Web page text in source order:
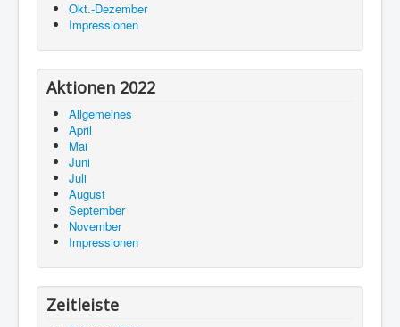
Okt.-Dezember
Impressionen
Aktionen 2022
Allgemeines
April
Mai
Juni
Juli
August
September
November
Impressionen
Zeitleiste